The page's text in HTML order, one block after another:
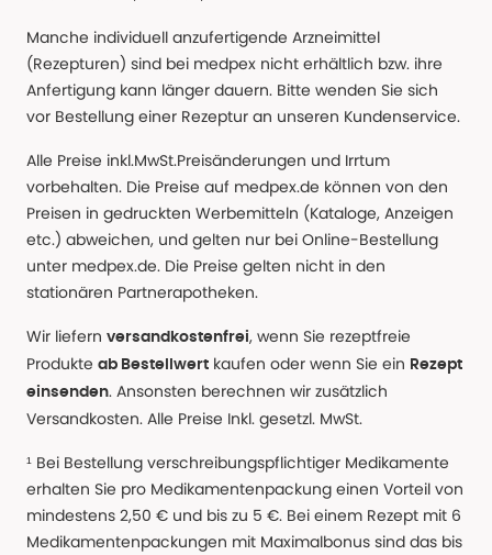
Manche individuell anzufertigende Arzneimittel
(Rezepturen) sind bei medpex nicht erhältlich bzw. ihre
Anfertigung kann länger dauern. Bitte wenden Sie sich
vor Bestellung einer Rezeptur an unseren Kundenservice.
Alle Preise inkl.MwSt.Preisänderungen und Irrtum
vorbehalten. Die Preise auf medpex.de können von den
Preisen in gedruckten Werbemitteln (Kataloge, Anzeigen
etc.) abweichen, und gelten nur bei Online-Bestellung
unter medpex.de. Die Preise gelten nicht in den
stationären Partnerapotheken.
Wir liefern versandkostenfrei, wenn Sie rezeptfreie
Produkte ab Bestellwert kaufen oder wenn Sie ein Rezept
einsenden. Ansonsten berechnen wir zusätzlich
Versandkosten. Alle Preise Inkl. gesetzl. MwSt.
¹ Bei Bestellung verschreibungspflichtiger Medikamente
erhalten Sie pro Medikamentenpackung einen Vorteil von
mindestens 2,50 € und bis zu 5 €. Bei einem Rezept mit 6
Medikamentenpackungen mit Maximalbonus sind das bis